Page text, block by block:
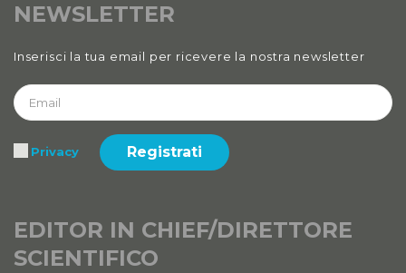
NEWSLETTER
Inserisci la tua email per ricevere la nostra newsletter
Privacy Registrati
EDITOR IN CHIEF/DIRETTORE
SCIENTIFICO